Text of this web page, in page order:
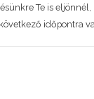
Te is
időpontra